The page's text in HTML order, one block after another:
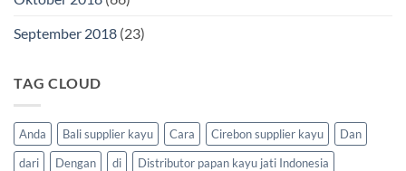
September 2018 (23)
TAG CLOUD
Anda Bali supplier kayu Cara Cirebon supplier kayu
Dan
dari
Dengan di
Distributor papan kayu jati Indonesia